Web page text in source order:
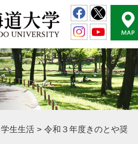
学生生活 > 令和３年度きのとや奨